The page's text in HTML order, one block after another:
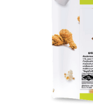
Pocket Chef
East Kitchen
PDPA Staffs